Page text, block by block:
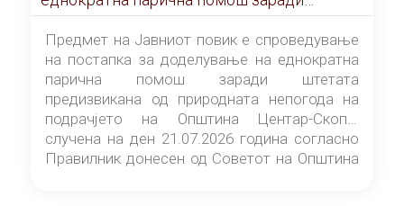
штетата предизвикана од природната
непогода на подрачјето на Општина
Центар-Скопје случена на ден 21.07.2026
година
Предмет на Јавниот повик е спроведување
на постапка за доделување на еднократна
парична помош заради штетата
предизвикана од природната непогода на
подрачјето на Општина Центар-Скопје
случена на ден 21.07.2026 година согласно
Правилник донесен од Советот на Општина